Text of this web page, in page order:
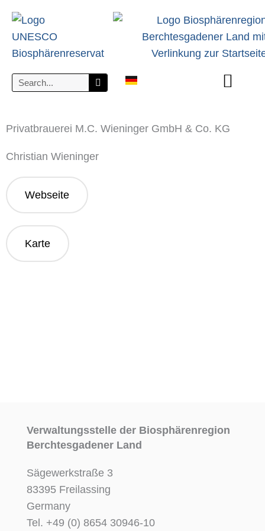
Inhalt
Search
Privatbrauerei M.C. Wieninger GmbH & Co. KG
Christian Wieninger
Webseite
Karte
Verwaltungsstelle der Biosphärenregion
Berchtesgadener Land
Sägewerkstraße 3
83395 Freilassing
Germany
Tel. +49 (0) 8654 30946-10